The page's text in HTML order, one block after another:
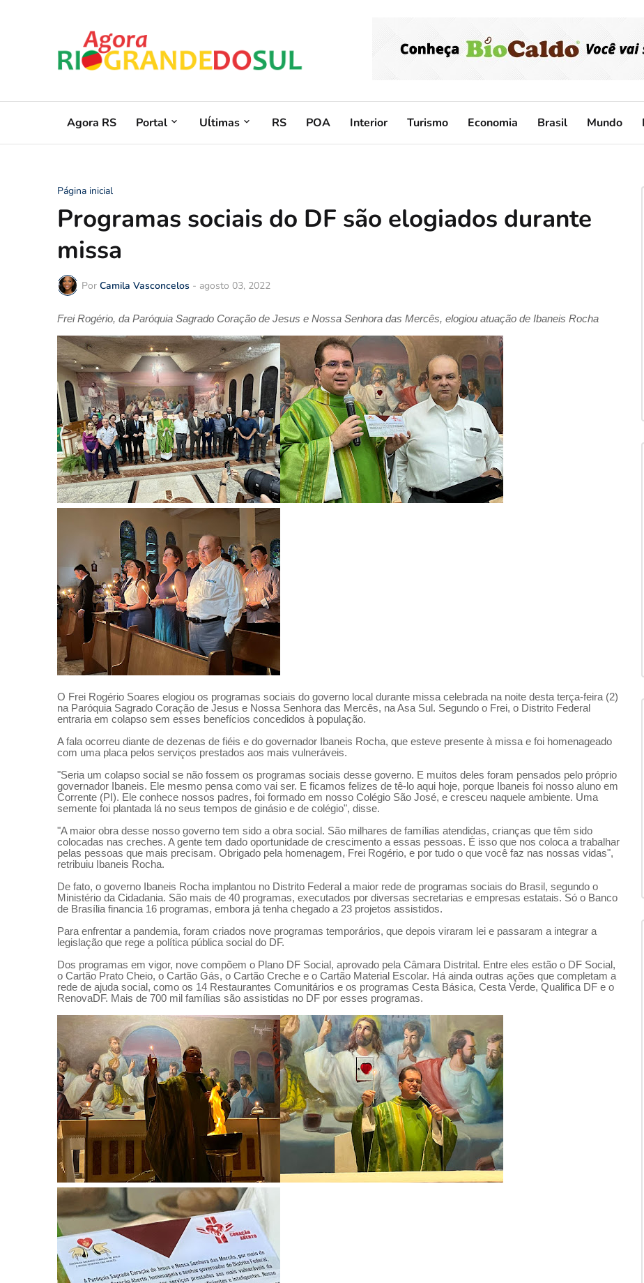
Agora RS Portal Uĺtimas RS POA Interior Turismo Economia Brasil Mundo
Página inicial
Programas sociais do DF são elogiados durante
missa
Por Camila Vasconcelos - agosto 03, 2022
Frei Rogério, da Paróquia Sagrado Coração de Jesus e Nossa Senhora das Mercês, elogiou atuação de Ibaneis Rocha
O Frei Rogério Soares elogiou os programas sociais do governo local durante missa celebrada na noite desta terça-feira (2)
na Paróquia Sagrado Coração de Jesus e Nossa Senhora das Mercês, na Asa Sul. Segundo o Frei, o Distrito Federal
entraria em colapso sem esses benefícios concedidos à população.
A fala ocorreu diante de dezenas de fiéis e do governador Ibaneis Rocha, que esteve presente à missa e foi homenageado
com uma placa pelos serviços prestados aos mais vulneráveis.
"Seria um colapso social se não fossem os programas sociais desse governo. E muitos deles foram pensados pelo próprio
governador Ibaneis. Ele mesmo pensa como vai ser. E ficamos felizes de tê-lo aqui hoje, porque Ibaneis foi nosso aluno em
Corrente (PI). Ele conhece nossos padres, foi formado em nosso Colégio São José, e cresceu naquele ambiente. Uma
semente foi plantada lá no seus tempos de ginásio e de colégio", disse.
"A maior obra desse nosso governo tem sido a obra social. São milhares de famílias atendidas, crianças que têm sido
colocadas nas creches. A gente tem dado oportunidade de crescimento a essas pessoas. É isso que nos coloca a trabalhar
pelas pessoas que mais precisam. Obrigado pela homenagem, Frei Rogério, e por tudo o que você faz nas nossas vidas",
retribuiu Ibaneis Rocha.
De fato, o governo Ibaneis Rocha implantou no Distrito Federal a maior rede de programas sociais do Brasil, segundo o
Ministério da Cidadania. São mais de 40 programas, executados por diversas secretarias e empresas estatais. Só o Banco
de Brasília financia 16 programas, embora já tenha chegado a 23 projetos assistidos.
Para enfrentar a pandemia, foram criados nove programas temporários, que depois viraram lei e passaram a integrar a
legislação que rege a política pública social do DF.
Dos programas em vigor, nove compõem o Plano DF Social, aprovado pela Câmara Distrital. Entre eles estão o DF Social,
o Cartão Prato Cheio, o Cartão Gás, o Cartão Creche e o Cartão Material Escolar. Há ainda outras ações que completam a
rede de ajuda social, como os 14 Restaurantes Comunitários e os programas Cesta Básica, Cesta Verde, Qualifica DF e o
RenovaDF. Mais de 700 mil famílias são assistidas no DF por esses programas.